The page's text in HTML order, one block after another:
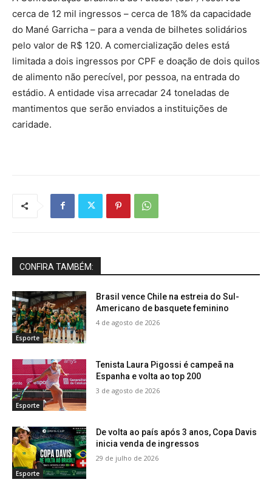
cerca de 12 mil ingressos – cerca de 18% da capacidade
do Mané Garricha – para a venda de bilhetes solidários
pelo valor de R$ 120. A comercialização deles está
limitada a dois ingressos por CPF e doação de dois quilos
de alimento não perecível, por pessoa, na entrada do
estádio. A entidade visa arrecadar 24 toneladas de
mantimentos que serão enviados a instituições de
caridade.
CONFIRA TAMBÉM:
Esporte
Brasil vence Chile na estreia do Sul-
Americano de basquete feminino
4 de agosto de 2026
Esporte
Tenista Laura Pigossi é campeã na
Espanha e volta ao top 200
3 de agosto de 2026
Esporte
De volta ao país após 3 anos, Copa Davis
inicia venda de ingressos
29 de julho de 2026